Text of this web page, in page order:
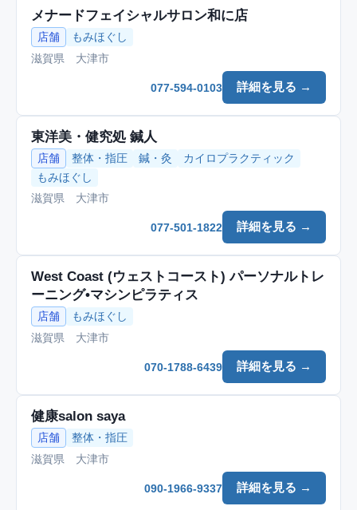
メナードフェイシャルサロン和に店
店舗
もみほぐし
滋賀県 大津市
詳細を見る →
077-594-0103
東洋美・健究処 鍼人
店舗 整体・指圧 鍼・灸
カイロプラクティック
もみほぐし
滋賀県 大津市
詳細を見る →
077-501-1822
West Coast (ウェストコースト) パーソナルトレ
ーニング•マシンピラティス
店舗
もみほぐし
滋賀県 大津市
詳細を見る →
070-1788-6439
健康salon saya
店舗
整体・指圧
滋賀県 大津市
詳細を見る →
090-1966-9337